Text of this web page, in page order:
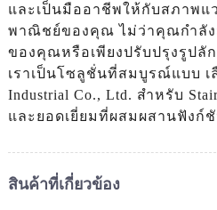
และเป็นมืออาชีพให้กับสภาพแ
พาณิชย์ของคุณ ไม่ว่าคุณกำลัง
ของคุณหรือเพียงปรับปรุงรูปลัก
เราเป็นโซลูชั่นที่สมบูรณ์แบบ เ
Industrial Co., Ltd. สำหรับ
และยอดเยี่ยมที่ผสมผสานฟังก์
สินค้าที่เกี่ยวข้อง